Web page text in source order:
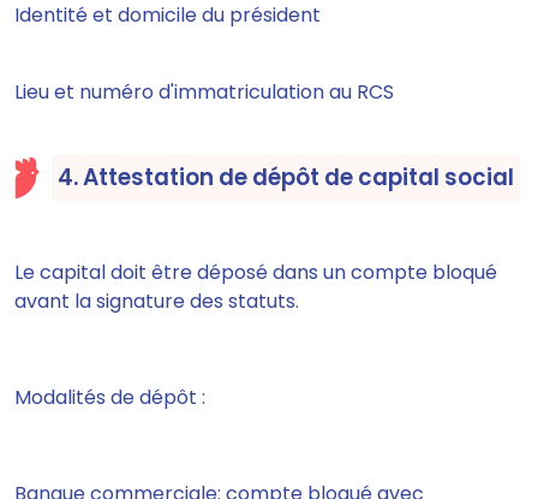
Identité et domicile du président
Lieu et numéro d'immatriculation au RCS
4. Attestation de dépôt de capital social
Le capital doit être déposé dans un compte bloqué
avant la signature des statuts.
Modalités de dépôt :